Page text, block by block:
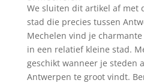
We sluiten dit artikel af met
stad die precies tussen
Mechelen vind je
in een relatief kleine stad.
geschikt wanneer je steden
Antwerpen te groot vindt.